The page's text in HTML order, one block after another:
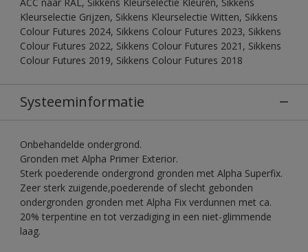
Kleurselectie Grijzen, Sikkens Kleurselectie Witten, Sikkens
Colour Futures 2024, Sikkens Colour Futures 2023, Sikkens
Colour Futures 2022, Sikkens Colour Futures 2021, Sikkens
Colour Futures 2019, Sikkens Colour Futures 2018
Systeeminformatie
Onbehandelde ondergrond.
Gronden met Alpha Primer Exterior.
Sterk poederende ondergrond gronden met Alpha Superfix.
Zeer sterk zuigende,poederende of slecht gebonden
ondergronden gronden met Alpha Fix verdunnen met ca.
20% terpentine en tot verzadiging in een niet-glimmende
laag.